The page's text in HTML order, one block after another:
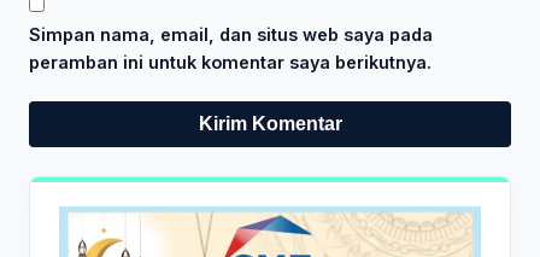
Simpan nama, email, dan situs web saya pada
peramban ini untuk komentar saya berikutnya.